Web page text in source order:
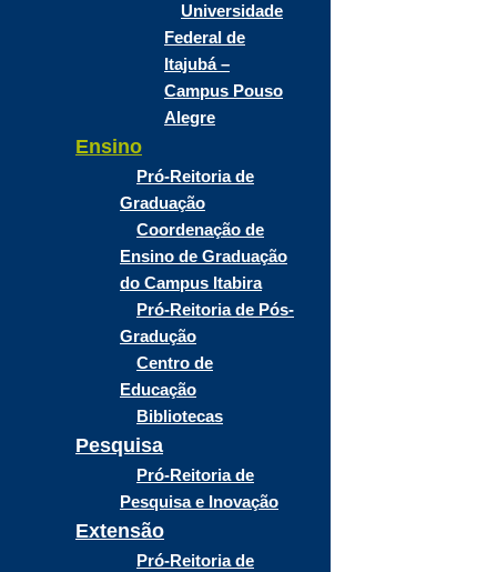
Universidade
Federal de
Itajubá –
Campus Pouso
Alegre
Ensino
Pró-Reitoria de
Graduação
Coordenação de
Ensino de Graduação
do Campus Itabira
Pró-Reitoria de Pós-
Gradução
Centro de
Educação
Bibliotecas
Pesquisa
Pró-Reitoria de
Pesquisa e Inovação
Extensão
Pró-Reitoria de